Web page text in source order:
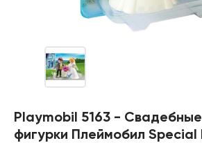
Playmobil 5163 -
фигурки Плеймобил Special